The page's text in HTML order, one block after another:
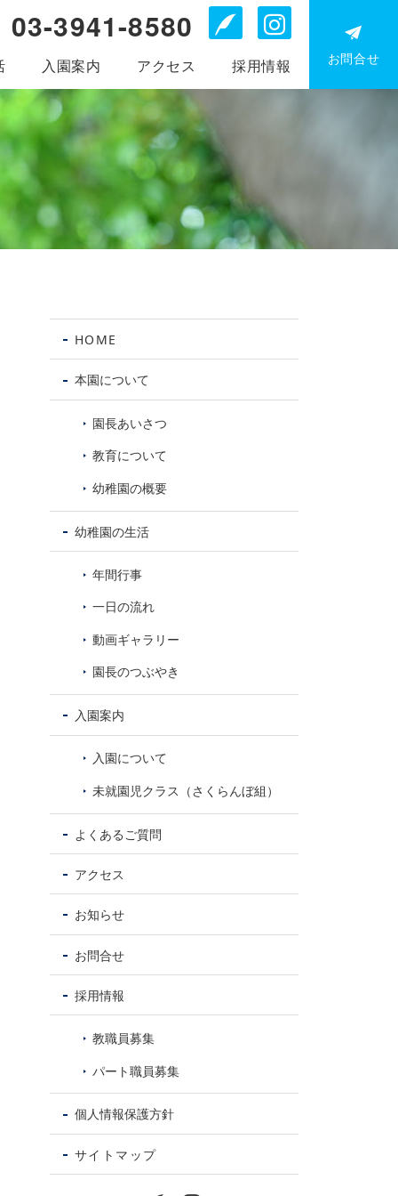
HOME
本園について
園長あいさつ
教育について
幼稚園の概要
幼稚園の生活
年間行事
一日の流れ
動画ギャラリー
園長のつぶやき
入園案内
入園について
未就園児クラス（さくらんぼ組）
よくあるご質問
アクセス
お知らせ
お問合せ
採用情報
教職員募集
パート職員募集
個人情報保護方針
サイトマップ
03-3941-8580 Blog
入園案内 アクセス 採用情報 お問合せ